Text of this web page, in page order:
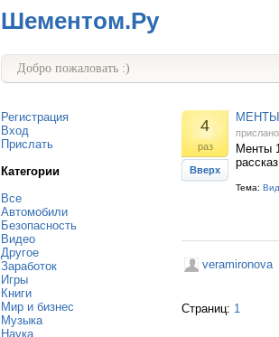
Шементом.Ру
Добро пожаловать :)
Регистрация
Вход
Прислать
Категории
Все
Автомобили
Безопасность
Видео
Другое
Заработок
Игры
Книги
Мир и бизнес
Музыка
Наука
4
раз
Вверх
МЕНТЫ
Менты
Тема:
veramironova
Страниц: 1